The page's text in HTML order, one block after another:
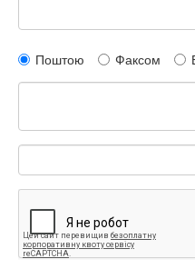
Поштою Факсом